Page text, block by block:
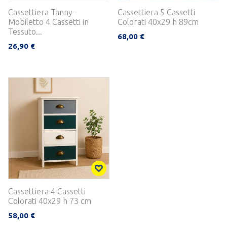
Cassettiera Tanny -
Mobiletto 4 Cassetti in
Tessuto...
26,90 €
Cassettiera 5 Cassetti
Colorati 40x29 h 89cm
68,00 €
Cassettiera 4 Cassetti
Colorati 40x29 h 73 cm
58,00 €